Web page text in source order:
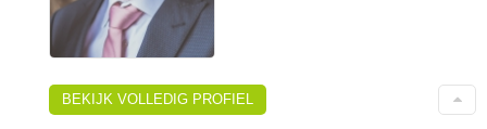
BEKIJK VOLLEDIG PROFIEL